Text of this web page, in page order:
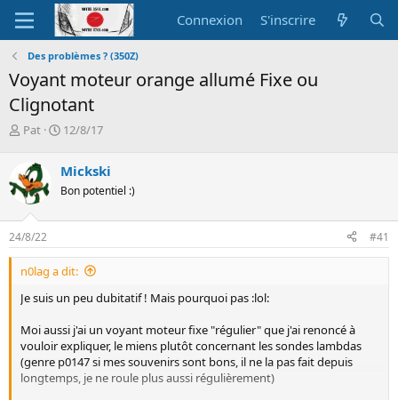
Connexion S'inscrire
Des problèmes ? (350Z)
Voyant moteur orange allumé Fixe ou
Clignotant
A
e
u
r
d
e
l
a
i
c
u
s
s
Pat
D
e
d
d
b
u
12/8/17
Mickski
Bon potentiel :)
24/8/22 #41
n0lag a dit:
Je suis un peu dubitatif ! Mais pourquoi pas :lol:
Moi aussi j'ai un voyant moteur fixe "régulier" que j'ai renoncé à
vouloir expliquer, le miens plutôt concernant les sondes lambdas
(genre p0147 si mes souvenirs sont bons, il ne la pas fait depuis
longtemps, je ne roule plus aussi régulièrement)